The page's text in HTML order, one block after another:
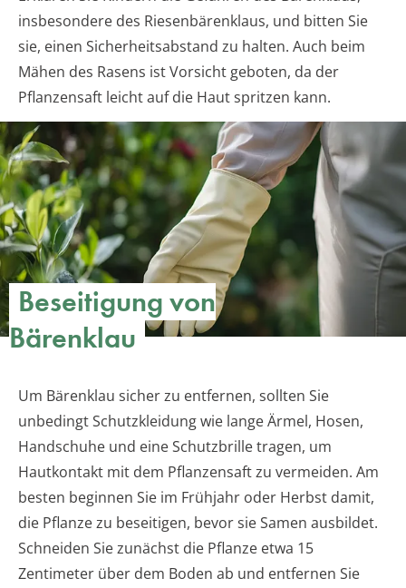
insbesondere des Riesenbärenklaus, und bitten Sie
sie, einen Sicherheitsabstand zu halten. Auch beim
Mähen des Rasens ist Vorsicht geboten, da der
Pflanzensaft leicht auf die Haut spritzen kann.
Beseitigung von
Bärenklau
Um Bärenklau sicher zu entfernen, sollten Sie
unbedingt Schutzkleidung wie lange Ärmel, Hosen,
Handschuhe und eine Schutzbrille tragen, um
Hautkontakt mit dem Pflanzensaft zu vermeiden. Am
besten beginnen Sie im Frühjahr oder Herbst damit,
die Pflanze zu beseitigen, bevor sie Samen ausbildet.
Schneiden Sie zunächst die Pflanze etwa 15
Zentimeter über dem Boden ab und entfernen Sie